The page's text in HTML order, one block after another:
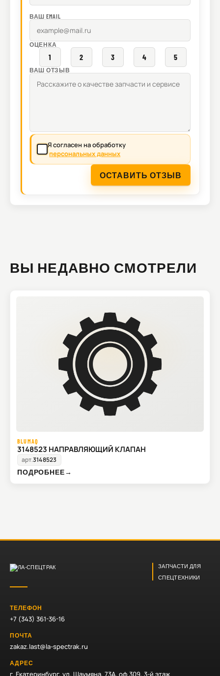
ВАШ EMAIL
ОЦЕНКА
1 2 3 4 5
ВАШ ОТЗЫВ
Я согласен на обработку
персональных данных
ОСТАВИТЬ ОТЗЫВ
ВЫ НЕДАВНО СМОТРЕЛИ
BLUMAQ
3148523 НАПРАВЛЯЮЩИЙ КЛАПАН
арт.3148523
ПОДРОБНЕЕ→
ЗАПЧАСТИ ДЛЯ
СПЕЦТЕХНИКИ
ТЕЛЕФОН
+7 (343) 361-36-16
ПОЧТА
zakaz.last@la-spectrak.ru
АДРЕС
г. Екатеринбург, ул. Шаумяна, 73А, оф 309, 3-й этаж